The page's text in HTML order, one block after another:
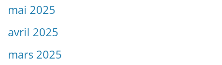
mai 2025
avril 2025
mars 2025